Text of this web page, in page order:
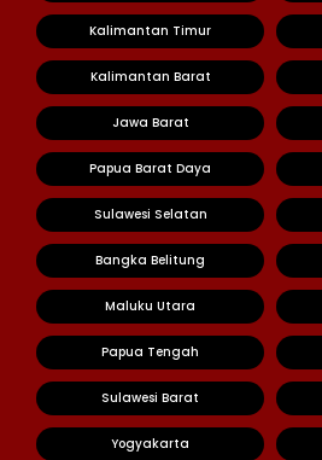
Kalimantan Timur
Kalimantan Barat
Jawa Barat
Papua Barat Daya
Sulawesi Selatan
Bangka Belitung
Maluku Utara
Papua Tengah
Sulawesi Barat
Yogyakarta